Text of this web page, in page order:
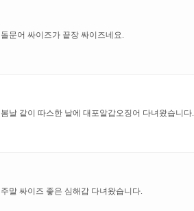
돌문어 싸이즈가 끝장 싸이즈네요.
봄날 같이 따스한 날에 대포알갑오징어 다녀왔습니다.
주말 싸이즈 좋은 심해갑 다녀왔습니다.